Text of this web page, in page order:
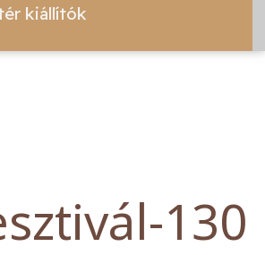
kiállítók
130